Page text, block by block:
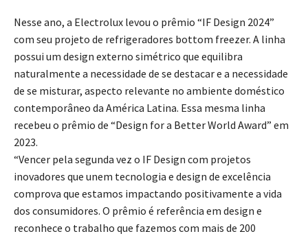
Nesse ano, a Electrolux levou o prêmio “IF Design 2024”
com seu projeto de refrigeradores bottom freezer. A linha
possui um design externo simétrico que equilibra
naturalmente a necessidade de se destacar e a necessidade
de se misturar, aspecto relevante no ambiente doméstico
contemporâneo da América Latina. Essa mesma linha
recebeu o prêmio de “Design for a Better World Award” em
2023.
“Vencer pela segunda vez o IF Design com projetos
inovadores que unem tecnologia e design de excelência
comprova que estamos impactando positivamente a vida
dos consumidores. O prêmio é referência em design e
reconhece o trabalho que fazemos com mais de 200